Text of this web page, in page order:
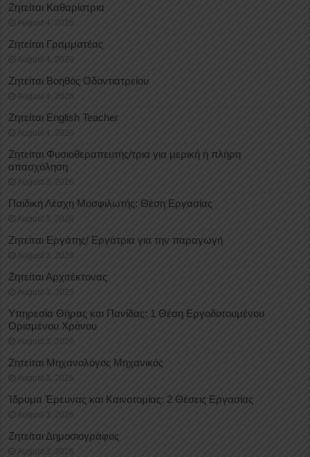
Ζητείται Καθαρίστρια
August 4, 2026
Ζητείται Γραμματέας
August 4, 2026
Ζητείται Βοηθός Οδοντιατρείου
August 4, 2026
Ζητείται English Teacher
August 4, 2026
Ζητείται Φυσιοθεραπευτής/τρια για μερική ή πλήρη
απασχόληση
August 3, 2026
Παιδική Λέσχη Μοσφιλωτής: Θέση Εργασίας
August 3, 2026
Ζητείται Εργάτης/ Εργάτρια για την παραγωγή
August 3, 2026
Ζητείται Αρχιτέκτονας
August 3, 2026
Υπηρεσία Θήρας και Πανίδας: 1 Θέση Eργοδοτουμένου
Oρισμένου Xρόνου
August 3, 2026
Ζητείται Μηχανολόγος Μηχανικός
August 3, 2026
Ίδρυμα Έρευνας και Καινοτομίας: 2 Θέσεις Εργασίας
August 3, 2026
Ζητείται Δημοσιογράφος
August 3, 2026